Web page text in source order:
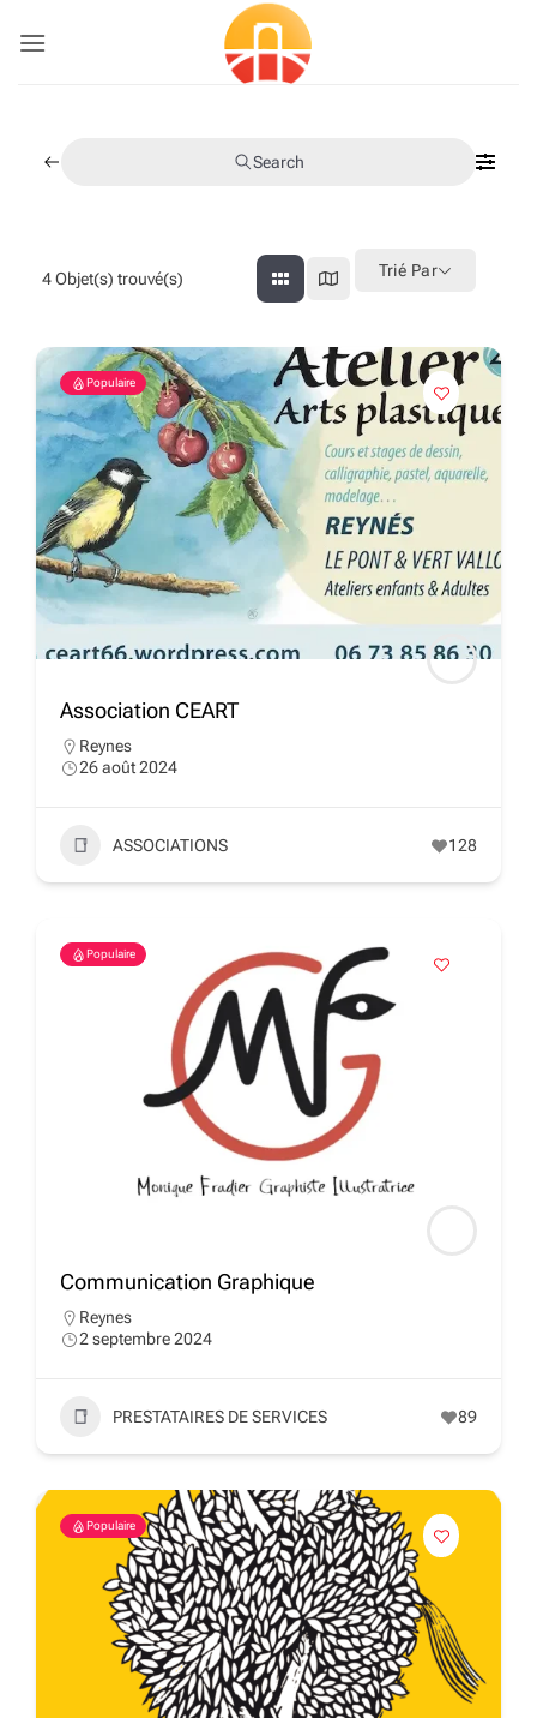
Search
4Objet(s) trouvé(s) Trié Par
Populaire
Association CEART
Reynes
26 août 2024
ASSOCIATIONS 128
Populaire
Communication Graphique
Reynes
2 septembre 2024
PRESTATAIRES DE SERVICES 89
Populaire